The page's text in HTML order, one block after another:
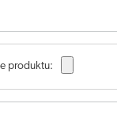
produktu: